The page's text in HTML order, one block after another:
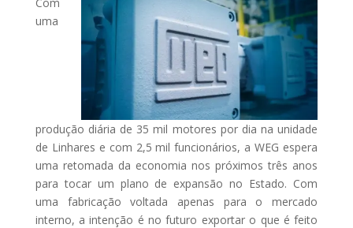
Com
uma
produção diária de 35 mil motores por dia na unidade
de Linhares e com 2,5 mil funcionários, a WEG espera
uma retomada da economia nos próximos três anos
para tocar um plano de expansão no Estado. Com
uma fabricação voltada apenas para o mercado
interno, a intenção é no futuro exportar o que é feito